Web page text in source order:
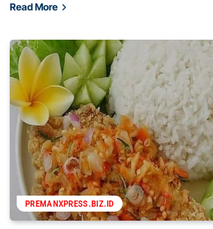
Read More
PREMANXPRESS.BIZ.ID